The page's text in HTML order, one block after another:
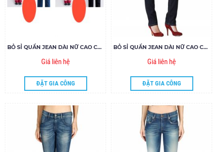
BỎ SỈ QUẦN JEAN DÀI NỮ CAO CẤP GIÁ RẺ 14.08- G120
Giá liên hệ
ĐẶT GIA CÔNG
BỎ SỈ QUẦN JEAN DÀI NỮ CAO CẤP 81.18- G120
Giá liên hệ
ĐẶT GIA CÔNG